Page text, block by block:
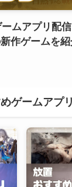
ームアプリ配
作ゲームを
ゲームアプ